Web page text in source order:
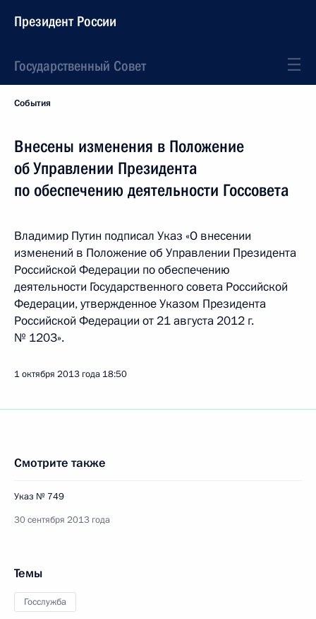
Президент России
Государственный Совет
События
Внесены изменения в Положение
об Управлении Президента
по обеспечению деятельности Госсовета
Владимир Путин подписал Указ «О внесении
изменений в Положение об Управлении Президента
Российской Федерации по обеспечению
деятельности Государственного совета Российской
Федерации, утвержденное Указом Президента
Российской Федерации от 21 августа 2012 г.
№ 1203».
1 октября 2013 года 18:50
Смотрите также
Указ № 749
30 сентября 2013 года
Темы
Госслужба